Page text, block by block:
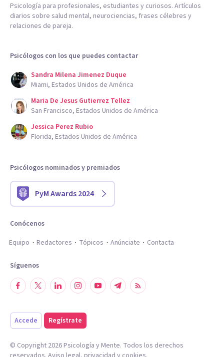
Psicología para profesionales, estudiantes y curiosos. Artículos
diarios sobre salud mental, neurociencias, frases célebres y
relaciones de pareja.
Psicólogos con los que puedes contactar
Sandra Milena Jimenez Duque
Miami, Estados Unidos de América
Maria De Jesus Gutierrez Tellez
San Francisco, Estados Unidos de América
Jessica Perez Rubio
Florida, Estados Unidos de América
Psicólogos nominados y premiados
PyM Awards 2024
Conócenos
Equipo
Redactores Tópicos Anúnciate Contacta
Síguenos
Accede Regístrate
© Copyright 2026Psicología y Mente. Todos los derechos